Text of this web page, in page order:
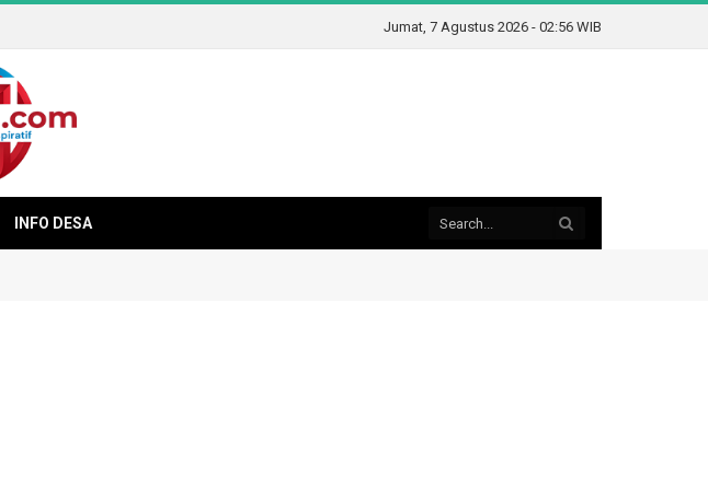
Jumat, 7 Agustus 2026 - 02:56 WIB
INFO DESA